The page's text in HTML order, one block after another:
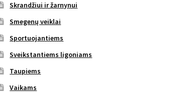
Skrandžiui ir žarnynui
Smegenų veiklai
Sportuojantiems
Sveikstantiems ligoniams
Taupiems
Vaikams